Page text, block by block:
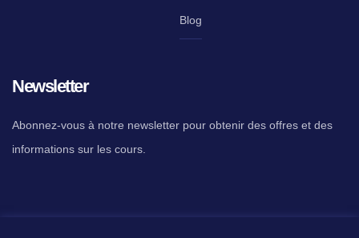
Blog
Newsletter
Abonnez-vous à notre newsletter pour obtenir des offres et des
informations sur les cours.